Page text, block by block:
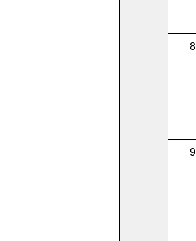
8
9